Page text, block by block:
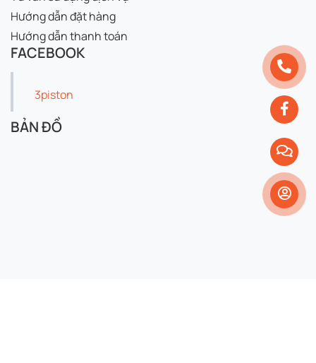
Hướng dẫn đặt hàng
Hướng dẫn thanh toán
FACEBOOK
3piston
BẢN ĐỒ